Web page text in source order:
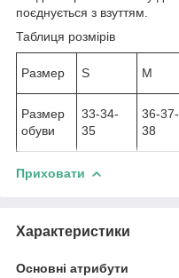
поєднується з взуттям.
Таблиця розмірів
Размер S M
Размер
обуви
33-34-
35
36-37-
38
Приховати
Характеристики
Основні атрибути